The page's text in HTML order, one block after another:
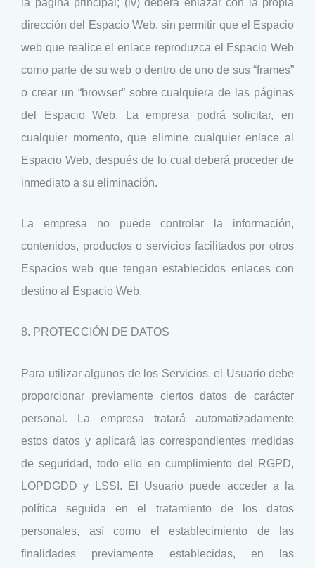
dirección del Espacio Web, sin permitir que el Espacio
web que realice el enlace reproduzca el Espacio Web
como parte de su web o dentro de uno de sus “frames”
o crear un “browser” sobre cualquiera de las páginas
del Espacio Web. La empresa podrá solicitar, en
cualquier momento, que elimine cualquier enlace al
Espacio Web, después de lo cual deberá proceder de
inmediato a su eliminación.
La empresa no puede controlar la información,
contenidos, productos o servicios facilitados por otros
Espacios web que tengan establecidos enlaces con
destino al Espacio Web.
8. PROTECCIÓN DE DATOS
Para utilizar algunos de los Servicios, el Usuario debe
proporcionar previamente ciertos datos de carácter
personal. La empresa tratará automatizadamente
estos datos y aplicará las correspondientes medidas
de seguridad, todo ello en cumplimiento del RGPD,
LOPDGDD y LSSI. El Usuario puede acceder a la
política seguida en el tratamiento de los datos
personales, así como el establecimiento de las
finalidades previamente establecidas, en las